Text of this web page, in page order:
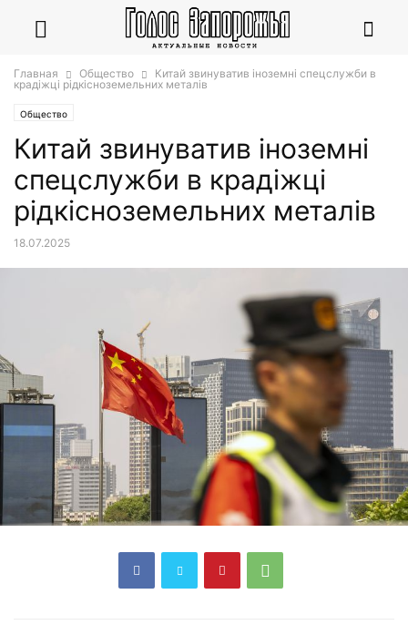
Главная Общество
Китай звинуватив іноземні спецслужби в
крадіжці рідкісноземельних металів
Общество
Китай звинуватив іноземні
спецслужби в крадіжці
рідкісноземельних металів
18.07.2025